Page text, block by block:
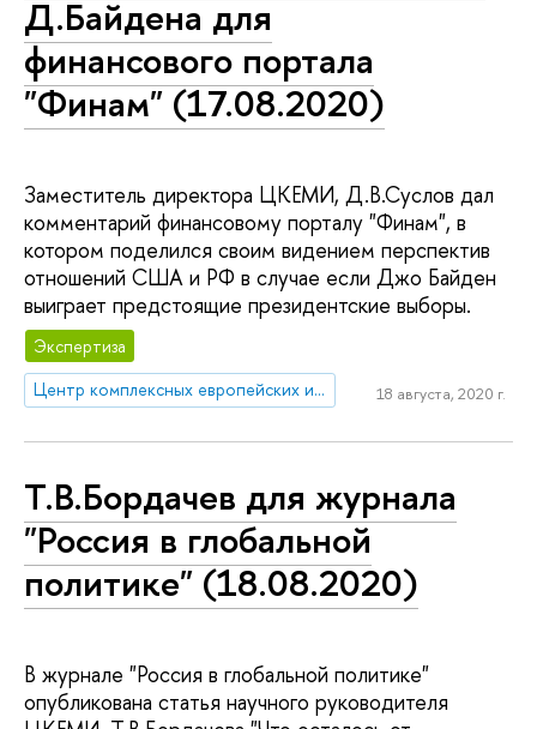
Д.Байдена для
финансового портала
"Финам" (17.08.2020)
Заместитель директора ЦКЕМИ, Д.В.Суслов дал
комментарий финансовому порталу "Финам", в
котором поделился своим видением перспектив
отношений США и РФ в случае если Джо Байден
выиграет предстоящие президентские выборы.
Экспертиза
Центр комплексных европейских и международных исследований (ЦКЕМИ)
18 августа, 2020 г.
Т.В.Бордачев для журнала
"Россия в глобальной
политике" (18.08.2020)
В журнале "Россия в глобальной политике"
опубликована статья научного руководителя